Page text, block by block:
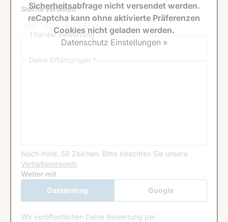
Sterne verteilen *
Titel der Bewertung
Deine Erfahrungen *
Noch mind. 50 Zeichen. Bitte beachten Sie unsere
Verhaltensregeln.
Google Recaptcha
Weiter mit
Gasteintrag
Google
Anmeldung
Wir veröffentlichen Deine Bewertung per
Sicherheitsabfrage nicht versendet werden.
reCaptcha kann ohne aktivierte Präferenzen
Cookies nicht geladen werden.
Datenschutz Einstellungen »